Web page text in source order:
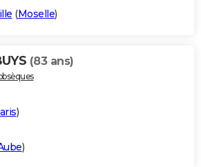
(Moselle)
(83 ans)
)
)